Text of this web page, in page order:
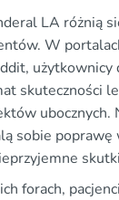
LA różnią
W
skuteczności
ubocznych.
sobie poprawę
forach,